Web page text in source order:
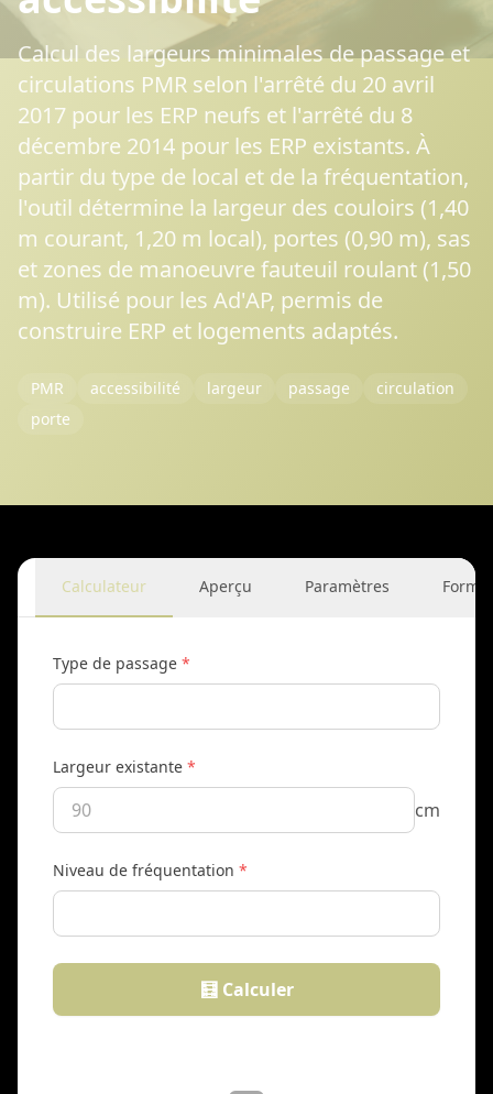
Calcul des largeurs minimales de passage et
circulations PMR selon l'arrêté du 20 avril
2017 pour les ERP neufs et l'arrêté du 8
décembre 2014 pour les ERP existants. À
partir du type de local et de la fréquentation,
l'outil détermine la largeur des couloirs (1,40
m courant, 1,20 m local), portes (0,90 m), sas
et zones de manoeuvre fauteuil roulant (1,50
m). Utilisé pour les Ad'AP, permis de
construire ERP et logements adaptés.
PMR accessibilité largeur passage
circulation
porte
Calculateur Aperçu Paramètres
Type de passage *
Largeur existante *
cm
Niveau de fréquentation *
🧮 Calculer